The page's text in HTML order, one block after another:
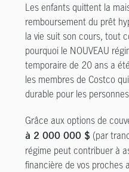
Les enfants quittent la
remboursement du prêt
la vie suit son cours, tout
pourquoi le NOUVEAU
temporaire de 20 ans a
les membres de Costco
durable pour les
Grâce aux options de
à 2 000 000 $ (par
régime peut contribuer à
financière de vos proches